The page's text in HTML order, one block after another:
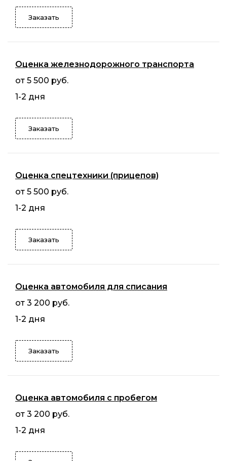
Заказать
Оценка железнодорожного транспорта
от 5 500 руб.
1-2 дня
Заказать
Оценка спецтехники (прицепов)
от 5 500 руб.
1-2 дня
Заказать
Оценка автомобиля для списания
от 3 200 руб.
1-2 дня
Заказать
Оценка автомобиля с пробегом
от 3 200 руб.
1-2 дня